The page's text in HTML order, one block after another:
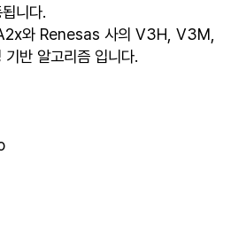
니다.
와 Renesas 사의 V3H, V3M,
반 알고리즘 입니다.